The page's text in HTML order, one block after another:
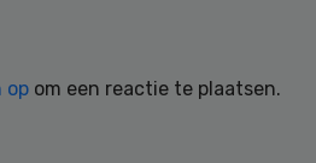
op om een reactie te plaatsen.